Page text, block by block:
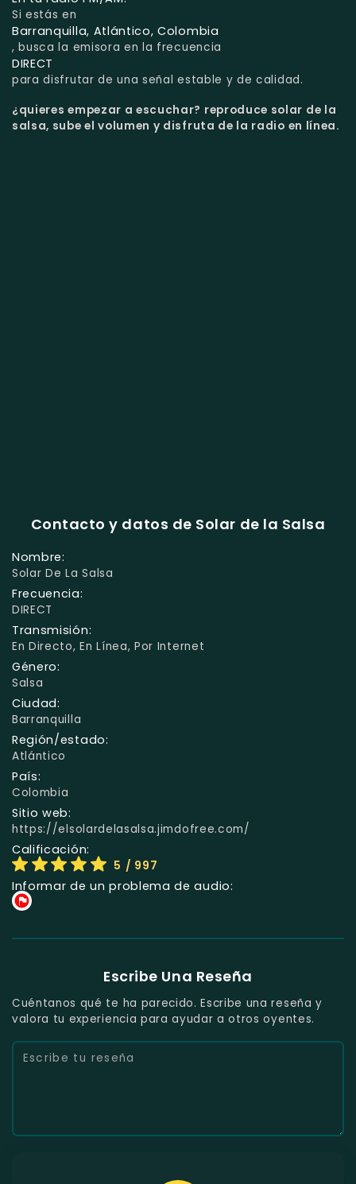
Si estás en
Barranquilla, Atlántico, Colombia
, busca la emisora en la frecuencia
DIRECT
para disfrutar de una señal estable y de calidad.
¿quieres empezar a escuchar? reproduce solar de la
salsa, sube el volumen y disfruta de la radio en línea.
Contacto y datos de Solar de la Salsa
Nombre:
Solar De La Salsa
Frecuencia:
DIRECT
Transmisión:
En Directo, En Línea, Por Internet
Género:
Salsa
Ciudad:
Barranquilla
Región/estado:
Atlántico
País:
Colombia
Sitio web:
https://elsolardelasalsa.jimdofree.com/
Calificación:
5 / 997
Informar de un problema de audio:
Escribe Una Reseña
Cuéntanos qué te ha parecido. Escribe una reseña y
valora tu experiencia para ayudar a otros oyentes.